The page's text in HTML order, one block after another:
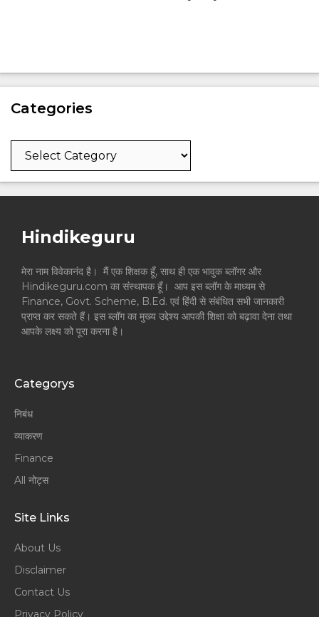
Categories
Categories
Hindikeguru
मेरा नाम विवेकानंद है। मैं एक शिक्षक हूँ, साथ ही एक भावुक ब्लॉगर और
Hindikeguru.com का संस्थापक हूँ। आप इस ब्लॉग के माध्यम से
Finance, Govt. Scheme, B.Ed. एवं हिंदी से संबंधित सभी जानकारी
प्राप्त कर सकते हैं। इस ब्लॉग का मुख्य उद्देश्य आपकी शिक्षा को बढ़ावा देना तथा
आपके लक्ष्य को पूरा करना है।
Categorys
निबंध
व्याकरण
Finance
All नोट्स
Site Links
About Us
Disclaimer
Contact Us
Privacy Policy